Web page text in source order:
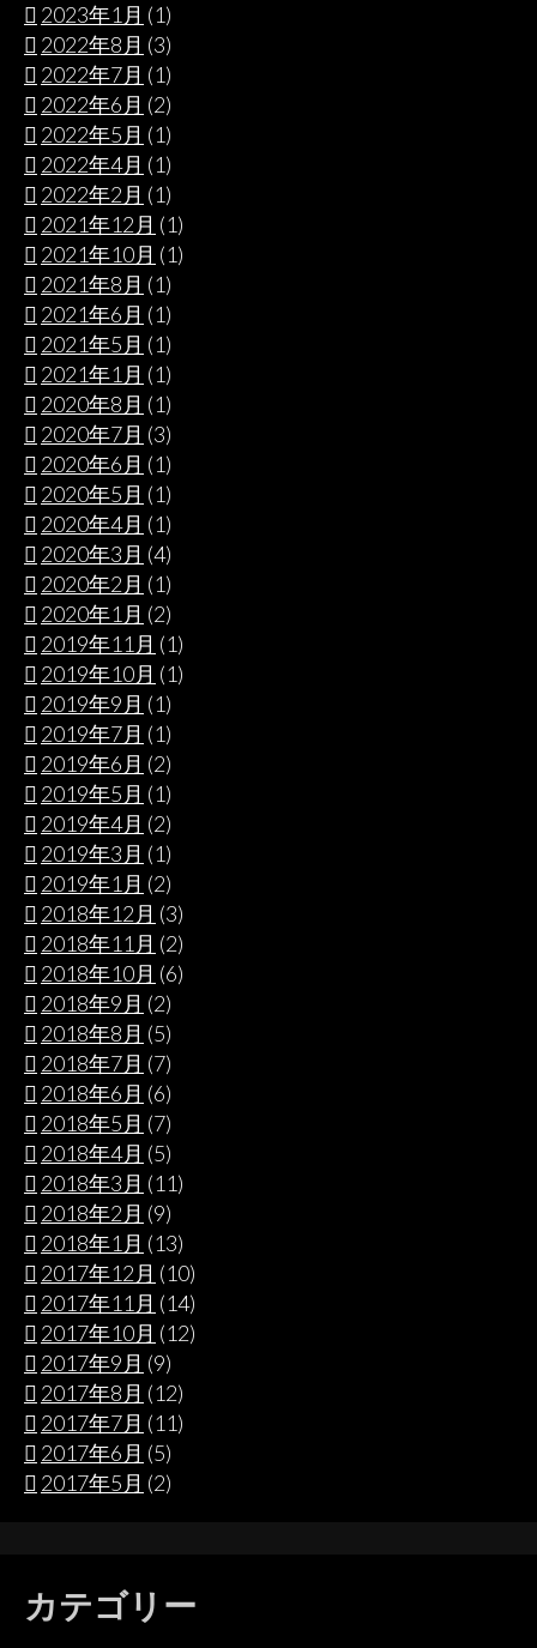
2023年1月 (1)
2022年8月 (3)
2022年7月 (1)
2022年6月 (2)
2022年5月 (1)
2022年4月 (1)
2022年2月 (1)
2021年12月 (1)
2021年10月 (1)
2021年8月 (1)
2021年6月 (1)
2021年5月 (1)
2021年1月 (1)
2020年8月 (1)
2020年7月 (3)
2020年6月 (1)
2020年5月 (1)
2020年4月 (1)
2020年3月 (4)
2020年2月 (1)
2020年1月 (2)
2019年11月 (1)
2019年10月 (1)
2019年9月 (1)
2019年7月 (1)
2019年6月 (2)
2019年5月 (1)
2019年4月 (2)
2019年3月 (1)
2019年1月 (2)
2018年12月 (3)
2018年11月 (2)
2018年10月 (6)
2018年9月 (2)
2018年8月 (5)
2018年7月 (7)
2018年6月 (6)
2018年5月 (7)
2018年4月 (5)
2018年3月 (11)
2018年2月 (9)
2018年1月 (13)
2017年12月 (10)
2017年11月 (14)
2017年10月 (12)
2017年9月 (9)
2017年8月 (12)
2017年7月 (11)
2017年6月 (5)
2017年5月 (2)
カテゴリー